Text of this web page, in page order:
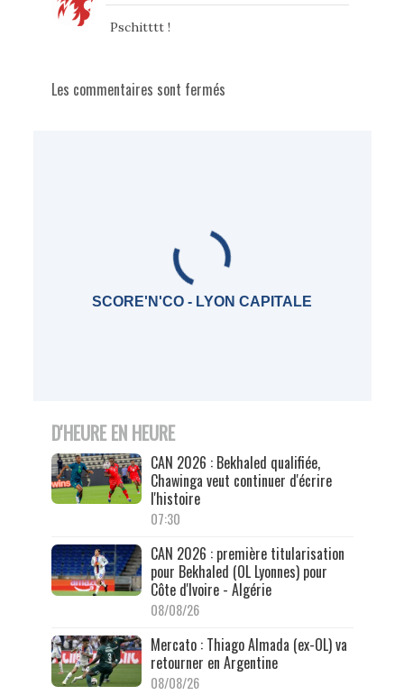
Pschitttt !
Les commentaires sont fermés
SCORE'N'CO - LYON CAPITALE
D'HEURE EN HEURE
CAN 2026 : Bekhaled qualifiée,
Chawinga veut continuer d'écrire
l'histoire
07:30
CAN 2026 : première titularisation
pour Bekhaled (OL Lyonnes) pour
Côte d'Ivoire - Algérie
08/08/26
Mercato : Thiago Almada (ex-OL) va
retourner en Argentine
08/08/26